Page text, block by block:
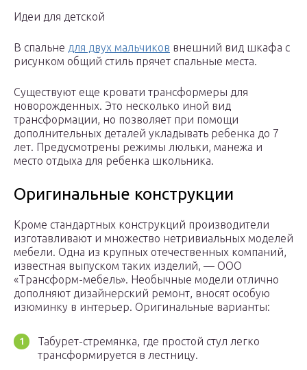
Идеи для детской
В спальне для двух мальчиков внешний вид шкафа с
рисунком общий стиль прячет спальные места.
Существуют еще кровати трансформеры для
новорожденных. Это несколько иной вид
трансформации, но позволяет при помощи
дополнительных деталей укладывать ребенка до 7
лет. Предусмотрены режимы люльки, манежа и
место отдыха для ребенка школьника.
Оригинальные конструкции
Кроме стандартных конструкций производители
изготавливают и множество нетривиальных моделей
мебели. Одна из крупных отечественных компаний,
известная выпуском таких изделий, — ООО
«Трансформ-мебель». Необычные модели отлично
дополняют дизайнерский ремонт, вносят особую
изюминку в интерьер. Оригинальные варианты:
Табурет-стремянка, где простой стул легко
трансформируется в лестницу.